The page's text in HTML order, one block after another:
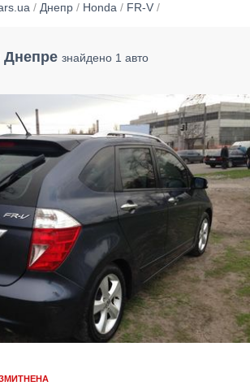
/ Днепр / Honda / FR-V /
Днепре знайдено 1 авто